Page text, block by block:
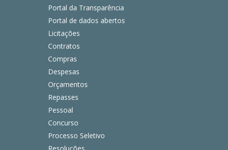
Portal da Transparência
Portal de dados abertos
Licitações
Contratos
Compras
Despesas
Orçamentos
Repasses
Pessoal
Concurso
Processo Seletivo